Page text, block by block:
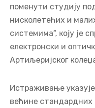
поменути студију
нисколетећих и
системима“, коју је
електронски и
Артиљеријског
Истраживање
већине стандардних